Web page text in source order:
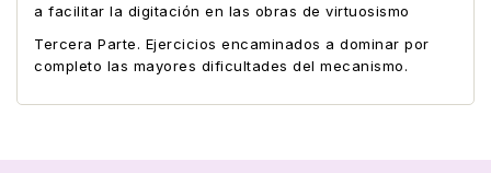
a facilitar la digitación en las obras de virtuosismo
Tercera Parte. Ejercicios encaminados a dominar por
completo las mayores dificultades del mecanismo.